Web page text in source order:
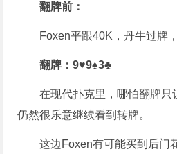
翻牌前：
Foxen平跟40K，丹牛过牌
翻牌：9♥9♠3♣
在现代扑克里，哪怕翻牌只
仍然很乐意继续看到转牌。
这边Foxen有可能买到后门